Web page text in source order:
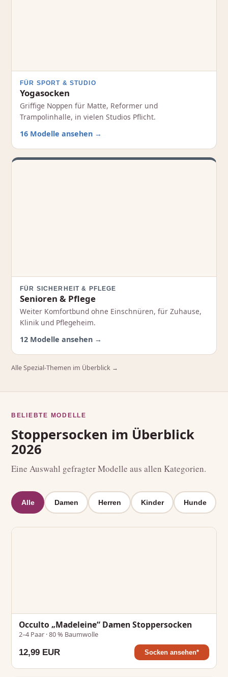
FÜR SPORT & STUDIO
Yogasocken
Griffige Noppen für Matte, Reformer und
Trampolinhalle, in vielen Studios Pflicht.
16 Modelle ansehen →
FÜR SICHERHEIT & PFLEGE
Senioren & Pflege
Weiter Komfortbund ohne Einschnüren, für Zuhause,
Klinik und Pflegeheim.
12 Modelle ansehen →
Alle Spezial-Themen im Überblick →
BELIEBTE MODELLE
Stoppersocken im Überblick
2026
Eine Auswahl gefragter Modelle aus allen Kategorien.
Alle Damen Herren Kinder Hunde
Occulto „Madeleine“ Damen Stoppersocken
2–4 Paar · 80 % Baumwolle
12,99 EUR Socken ansehen*